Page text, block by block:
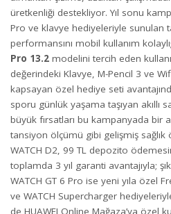
üretkenliği destekliyor. Yıl sonu
Pro ve klavye hediyeleriyle sunulan
performansını mobil kullanım
Pro 13.2 modelini tercih eden
değerindeki Klavye, M-Pencil 3 ve
kapsayan özel hediye seti
sporu günlük yaşama taşıyan akıllı
büyük fırsatları bu kampanyada bir
tansiyon ölçümü gibi gelişmiş sağlık
WATCH D2, 99 TL depozito
toplamda 3 yıl garanti avantajıyla;
WATCH GT 6 Pro ise yeni yıla özel
ve WATCH Supercharger
de HUAWEI Online Mağaza’ya özel